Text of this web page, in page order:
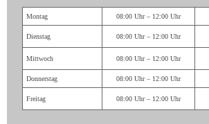
Montag 08:00 Uhr – 12:00 Uhr
Dienstag 08:00 Uhr – 12:00 Uhr
Mittwoch 08:00 Uhr – 12:00 Uhr
Donnerstag 08:00 Uhr – 12:00 Uhr
Freitag 08:00 Uhr – 12:00 Uhr